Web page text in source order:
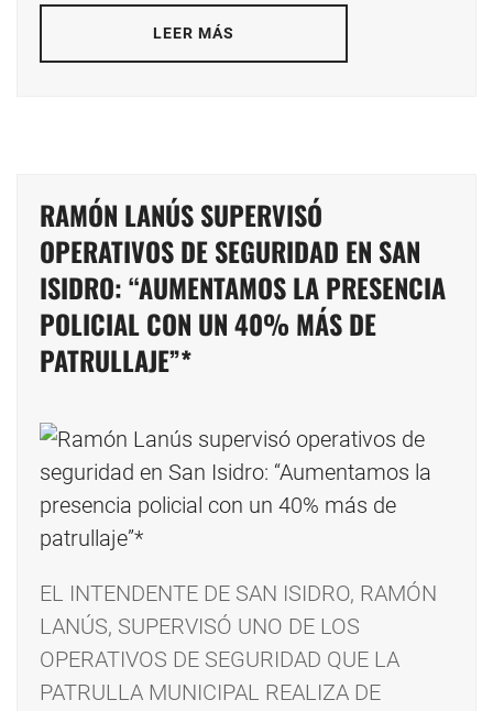
LEER MÁS
RAMÓN LANÚS SUPERVISÓ
OPERATIVOS DE SEGURIDAD EN SAN
ISIDRO: “AUMENTAMOS LA PRESENCIA
POLICIAL CON UN 40% MÁS DE
PATRULLAJE”*
EL INTENDENTE DE SAN ISIDRO, RAMÓN
LANÚS, SUPERVISÓ UNO DE LOS
OPERATIVOS DE SEGURIDAD QUE LA
PATRULLA MUNICIPAL REALIZA DE